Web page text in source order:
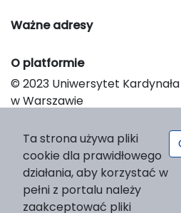
Ważne adresy
O platformie
© 2023 Uniwersytet
w Warszawie
Platform & Workflow by OJS/
Ta strona używa pliki
cookie dla prawidłowego
działania, aby korzystać w
pełni z portalu należy
zaakceptować pliki